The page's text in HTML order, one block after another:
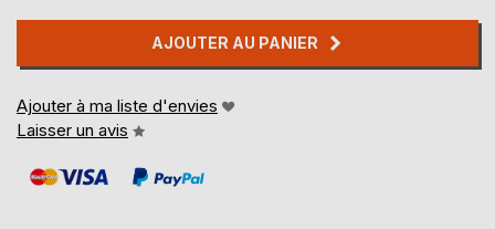
AJOUTER AU PANIER
Ajouter à ma liste d'envies
Laisser un avis